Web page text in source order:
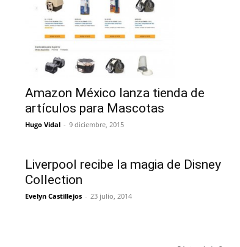
Amazon México lanza tienda de
artículos para Mascotas
Hugo Vidal - 9 diciembre, 2015
Liverpool recibe la magia de Disney
Collection
Evelyn Castillejos - 23 julio, 2014